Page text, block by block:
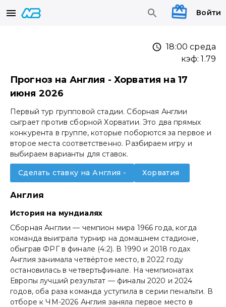
Войти
18:00 среда
кэф:1.79
Прогноз на Англия - Хорватия на 17
июня 2026
Первый тур групповой стадии. Сборная Англии
сыграет против сборной Хорватии. Это два прямых
конкурента в группе, которые поборются за первое и
второе места соответственно. Разбираем игру и
выбираем варианты для ставок.
Сделать ставку на Англия - Хорватия
Англия
Истоpия на мундиалях
Сборная Англии — чемпион мира 1966 года, когда
команда выиграла турнир на домашнем стадионе,
обыграв ФРГ в финале (4:2). В 1990 и 2018 годах
Англия занимала четвёртое место, в 2022 году
остановилась в четвертьфинале. На чемпионатах
Европы лучший результат — финалы 2020 и 2024
годов, оба раза команда уступила в серии пенальти. В
отборе к ЧМ-2026 Англия заняла первое место в